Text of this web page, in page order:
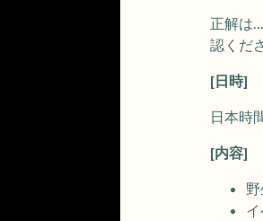
正解は
認くだ
[日時]
日本時
[内容]